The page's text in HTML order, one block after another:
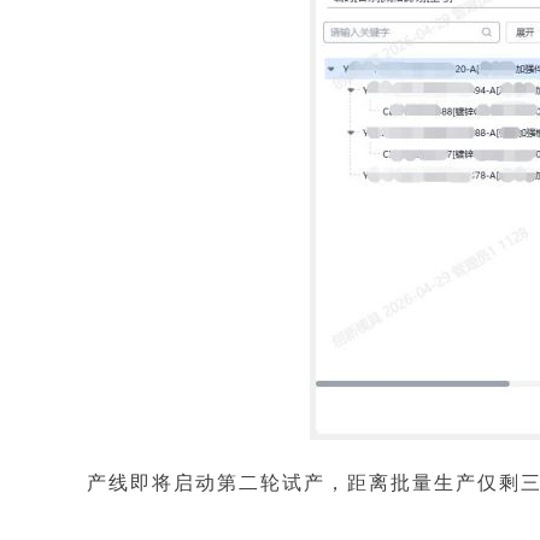
产线即将启动第二轮试产，距离批量生产仅剩